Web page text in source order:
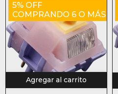
5% OFF
COMPRANDO 6 O MÁS
Agregar al carrito